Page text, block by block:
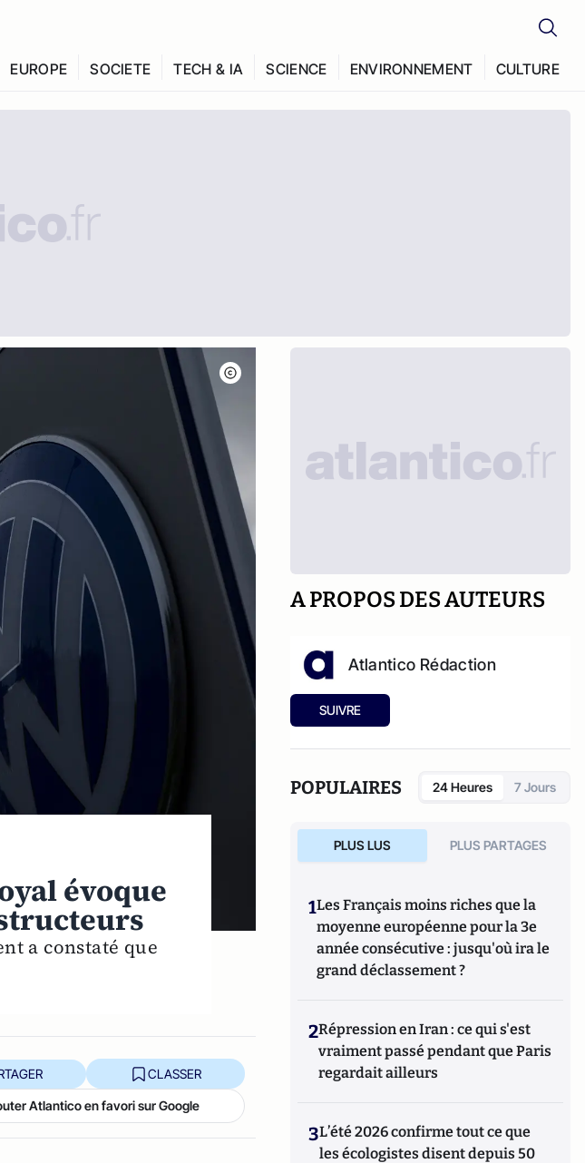
EUROPE SOCIETE TECH & IA SCIENCE ENVIRONNEMENT CULTURE
évoque
a constaté que
CLASSER
Atlantico en favori sur Google
A PROPOS DES AUTEURS
Atlantico Rédaction
SUIVRE
POPULAIRES 24 Heures 7 Jours
PLUS LUS PLUS PARTAGES
1Les Français moins riches que la
moyenne européenne pour la 3e
année consécutive : jusqu'où ira le
grand déclassement ?
2Répression en Iran : ce qui s'est
vraiment passé pendant que Paris
regardait ailleurs
3L’été 2026 confirme tout ce que
les écologistes disent depuis 50